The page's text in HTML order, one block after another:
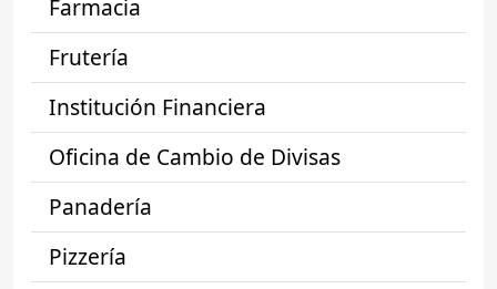
Farmacia
Frutería
Institución Financiera
Oficina de Cambio de Divisas
Panadería
Pizzería